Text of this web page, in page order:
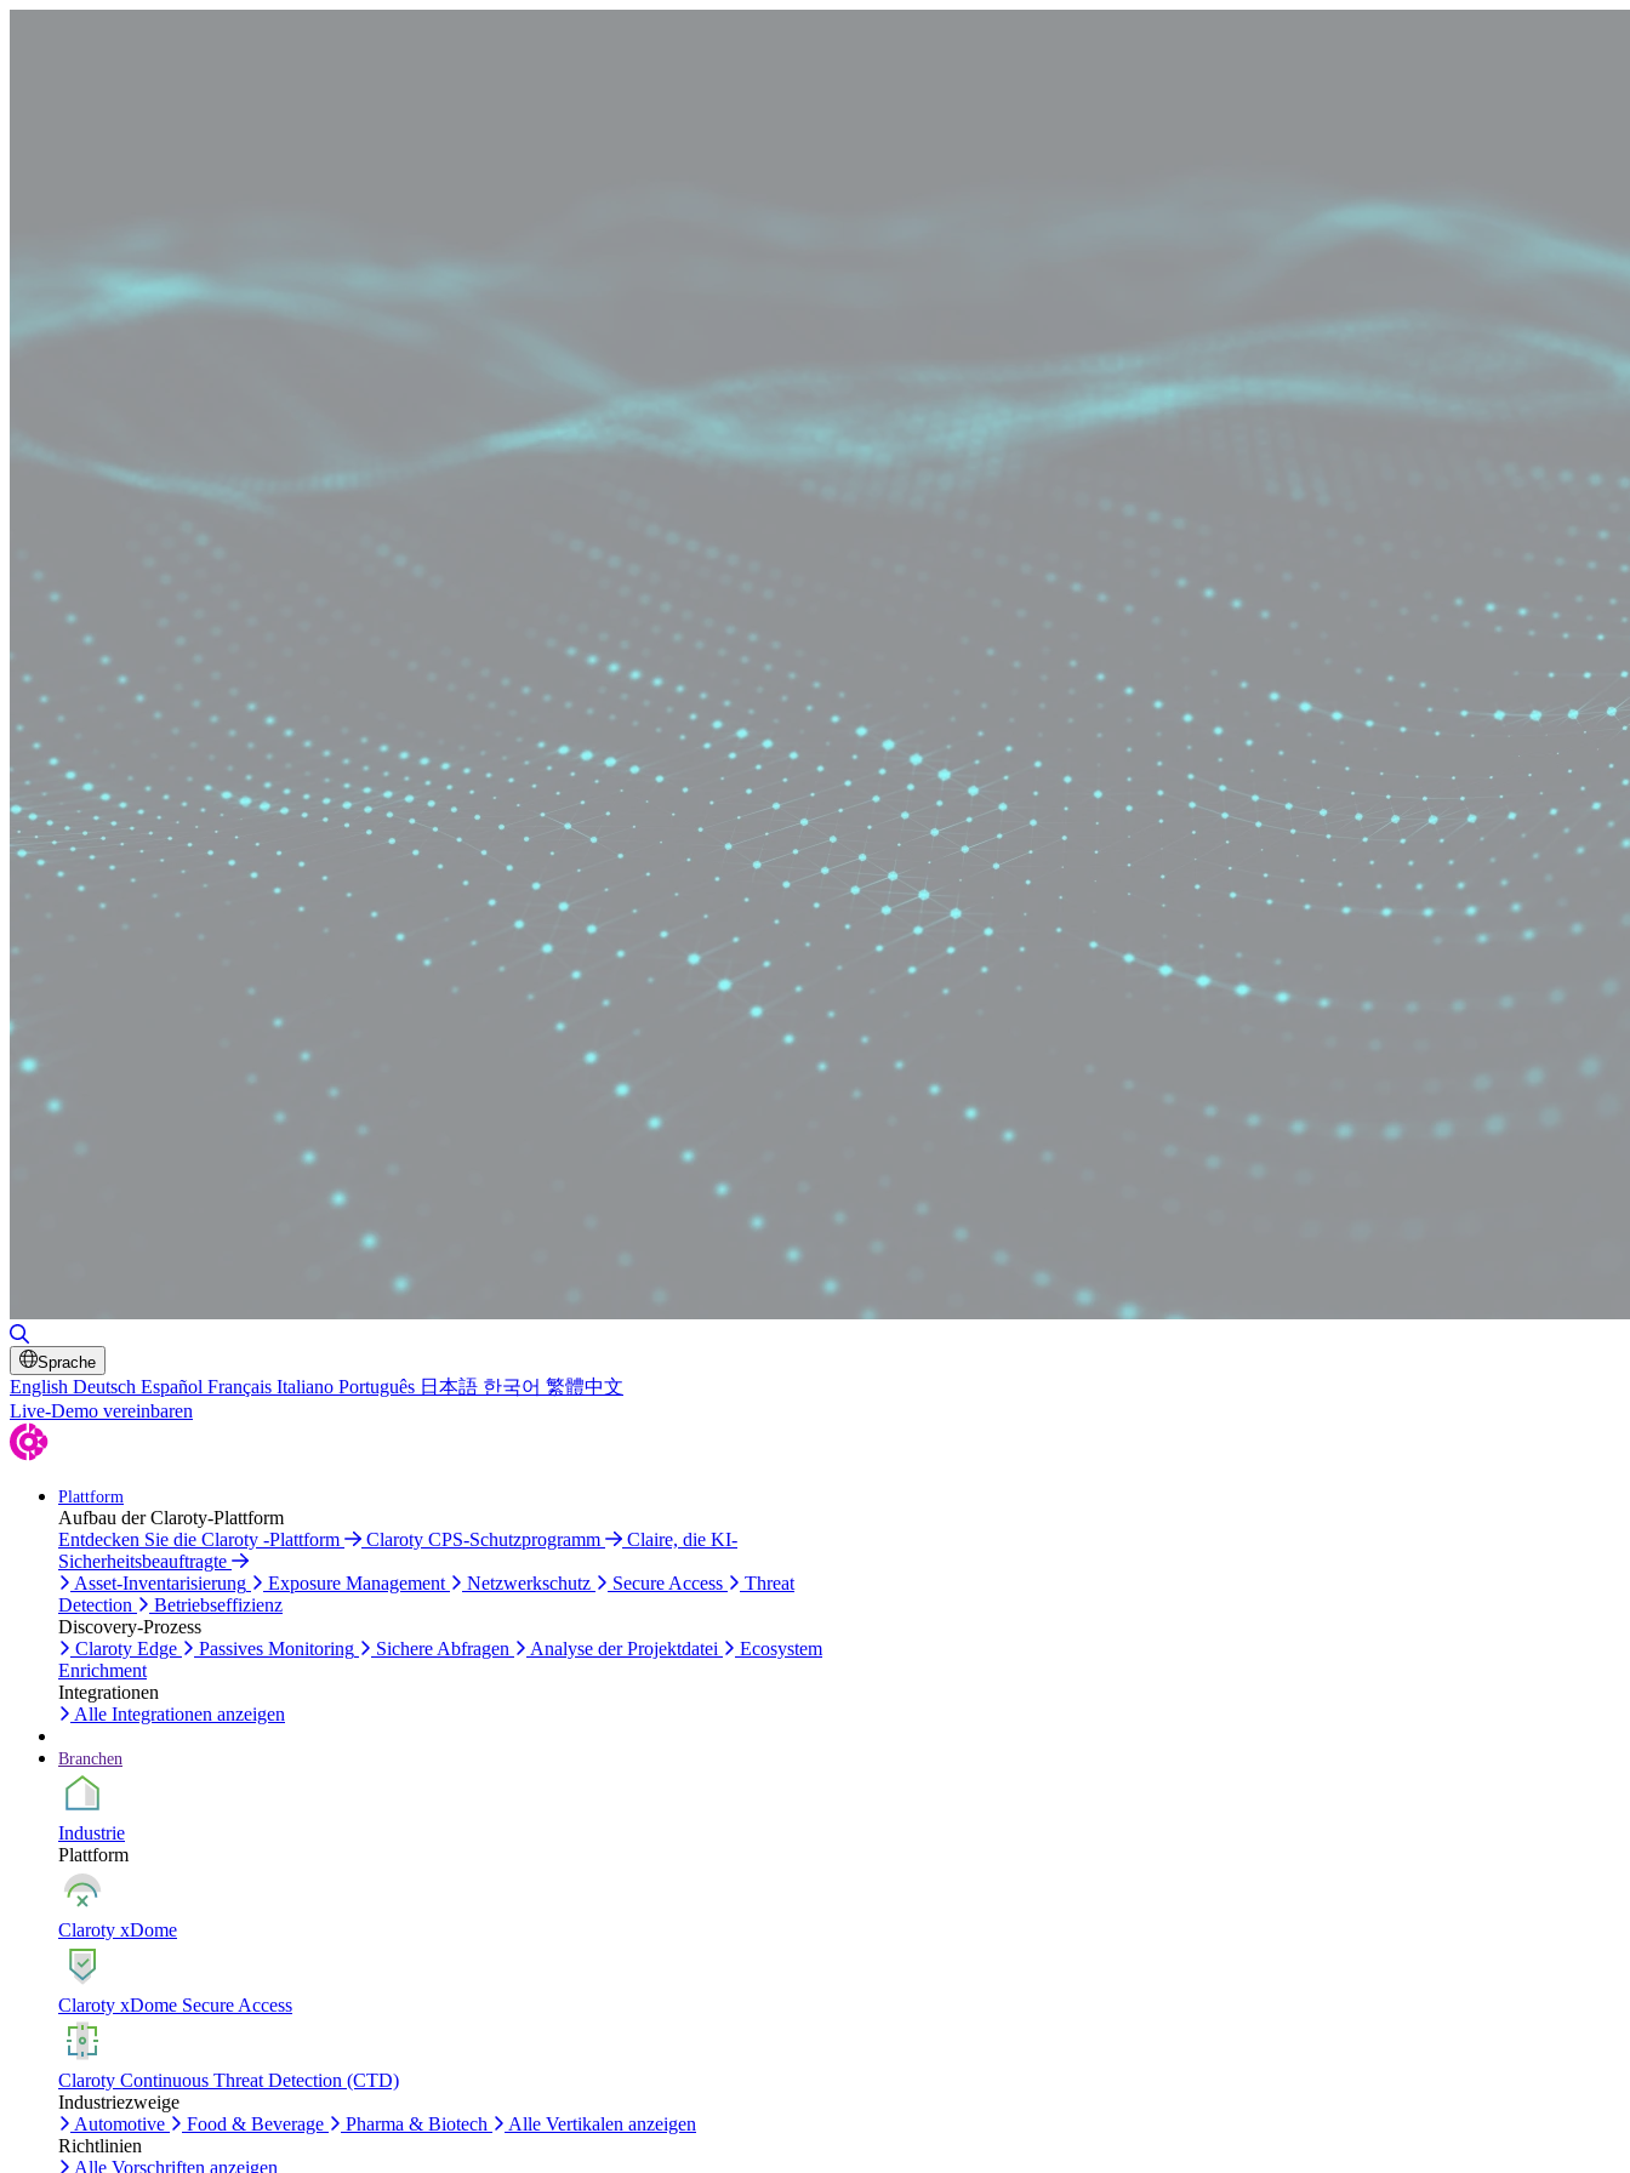
Sprache
English Deutsch Español Français Italiano Português 日本語 한국어 繁體中文
Live-Demo vereinbaren
Plattform
Aufbau der Claroty-Plattform
Entdecken Sie die Claroty -Plattform
Claroty CPS-Schutzprogramm
Claire, die KI-
Sicherheitsbeauftragte
Asset-Inventarisierung
Exposure Management Netzwerkschutz Secure Access
Threat
Detection
Betriebseffizienz
Discovery-Prozess
Claroty Edge
Passives Monitoring Sichere Abfragen Analyse der Projektdatei
Ecosystem
Enrichment
Integrationen
Alle Integrationen anzeigen
Branchen
Industrie
Plattform
Claroty xDome
Claroty xDome Secure Access
Claroty Continuous Threat Detection (CTD)
Industriezweige
Automotive
Food & Beverage Pharma & Biotech
Alle Vertikalen anzeigen
Richtlinien
Alle Vorschriften anzeigen